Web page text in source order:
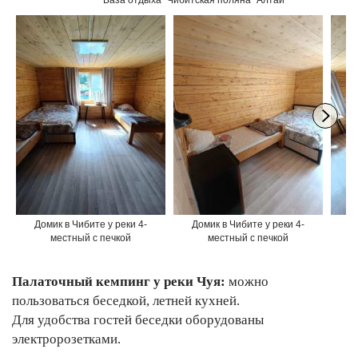
Домик в Чибите у реки 4-
местный с печкой
Домик в Чибите у реки 4-
местный с печкой
Палаточный кемпинг у реки Чуя: можно
пользоваться беседкой, летней кухней.
Для удобства гостей беседки оборудованы
электророзетками.